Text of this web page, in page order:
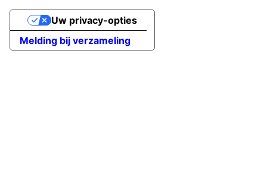
Melding bij verzameling
Uw privacy-opties